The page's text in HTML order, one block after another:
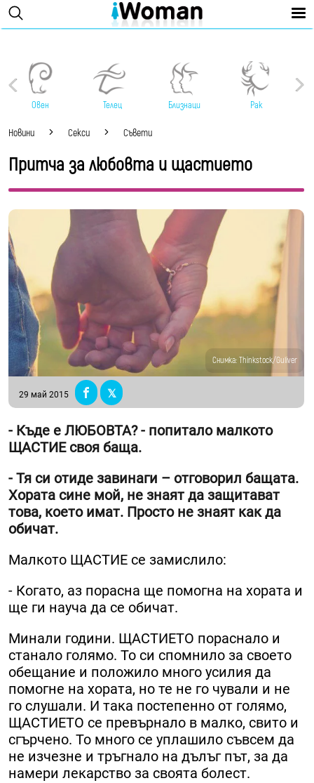
Овен Телец Близнаци Рак
Новини Секси Съвети
Притча за любовта и щастието
Снимка: Thinkstock/Guliver
29 май 2015
- Къде е ЛЮБОВТА? - попитало малкото
ЩАСТИЕ своя баща.
- Тя си отиде завинаги – отговорил бащата.
Хората сине мой, не знаят да защитават
това, което имат. Просто не знаят как да
обичат.
Малкото ЩАСТИЕ се замислило:
- Когато, аз порасна ще помогна на хората и
ще ги науча да се обичат.
Минали години. ЩАСТИЕТО пораснало и
станало голямо. То си спомнило за своето
обещание и положило много усилия да
помогне на хората, но те не го чували и не
го слушали. И така постепенно от голямо,
ЩАСТИЕТО се превърнало в малко, свито и
сгърчено. То много се уплашило съвсем да
не изчезне и тръгнало на дълъг път, за да
намери лекарство за своята болест.